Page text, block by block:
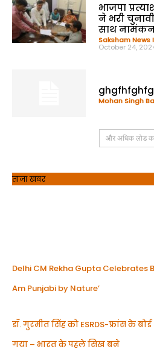
भाजपा
ने भरी
साथ
Saksham News
October 24,
Mohan Singh
और अधिक लोड